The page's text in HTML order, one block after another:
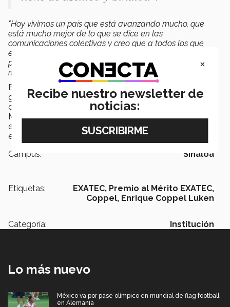
"Hoy vivimos un país que está avanzando mucho, que
está mucho mejor de lo que se dice en las
comunicaciones colectivas y creo que a todos los que
estamos aquí, nos corresponde hacer un mayor esfuerzo
para ver todo lo positivo que se tiene y no nada más lo
negativo
", culminó.
En el evento, además de familiares y amigos del
galardonado, estuvieron presentes Consejeros del Tec
de Monterrey en Campus Sinaloa, exgalardonado del
Mérito EXATEC en el 2013, Lic. Javier Díaz de la Vega, y
en el 2014; Ing. José Enrique Rodarte Salazar,
empresarios y egresados de la Institución.
Campus:
Sinaloa
Etiquetas: EXATEC, Premio al Mérito EXATEC,
Coppel, Enrique Coppel Luken
Categoría: Institución
Lo más nuevo
México va por pase olímpico en mundial de flag football
en Alemania
×
Recibe nuestro newsletter de
noticias: